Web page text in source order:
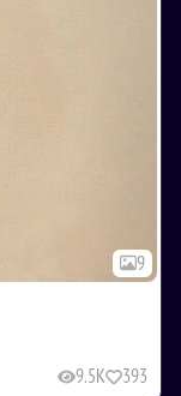
9
9.5K 393